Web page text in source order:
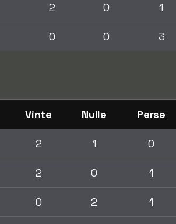
2 0 1
0 0 3
Vinte Nulle Perse
2 1 0
2 0 1
0 2 1